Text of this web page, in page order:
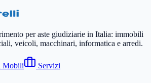
per aste giudiziarie in Italia: immobili
veicoli, macchinari, informatica e arredi.
Mobili Servizi